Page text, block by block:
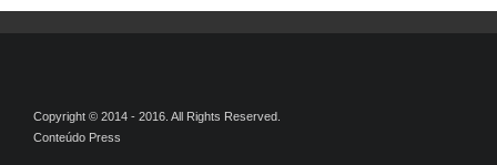
Copyright © 2014 - 2016. All Rights Reserved.
Conteúdo Press